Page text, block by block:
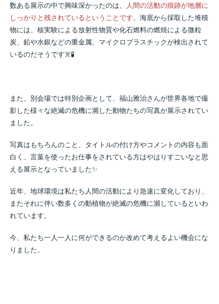
数ある展示の中で興味深かったのは、
人間の活動の痕跡が地層に
しっかりと残されているということです。 海底から採取した堆積
物には、核実験による放射性物質や化石燃料の燃焼による微粒
炭、鉛や水銀などの重金属、マイクロプラスチックが検出されて
いるのだそうです☠️🧪
また、別会場では特別企画として、福山雅治さんが世界各地で撮
影した様々な絶滅の危機に瀕した動物たちの写真が展示されてい
ました。
写真はもちろんのこと、タイトルの付け方やコメントの内容も面
白く、言葉を使ったお仕事をされている方はやはりすごいなと思
える展示となっていました✨
近年、地球環境は私たち人間の活動により急速に変化しており、
またそれに伴い数多くの動植物が絶滅の危機に瀕しているといわ
れています。
今、私たち一人一人に何ができるのか改めて考えるよい機会にな
りました。